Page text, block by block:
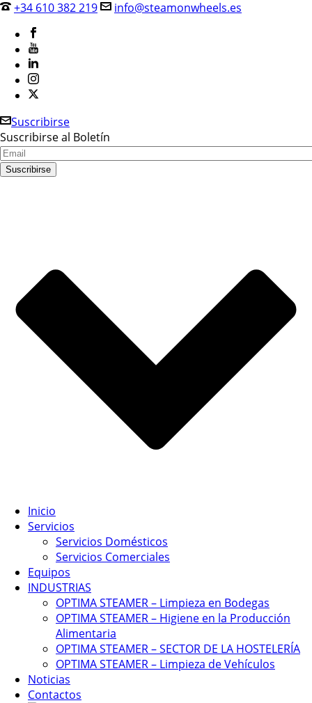
+34 610 382 219 info@steamonwheels.es
Suscribirse
Suscribirse al Boletín
Inicio
Servicios
Servicios Domésticos
Servicios Comerciales
Equipos
INDUSTRIAS
OPTIMA STEAMER – Limpieza en Bodegas
OPTIMA STEAMER – Higiene en la Producción
Alimentaria
OPTIMA STEAMER – SECTOR DE LA HOSTELERÍA
OPTIMA STEAMER – Limpieza de Vehículos
Noticias
Contactos